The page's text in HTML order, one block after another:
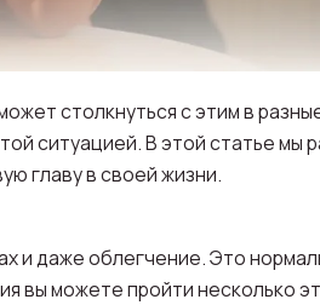
столкнуться с этим в
ситуацией. В этой статье мы
главу в своей жизни.
и даже облегчение. Это
вы можете пройти несколько